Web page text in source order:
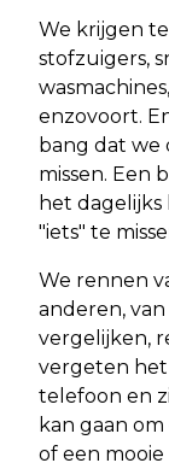
We krijgen
stofzuigers,
enzovoort.
bang dat we
missen. Een
het
"iets" te
We rennen
anderen,
vergelijken,
vergeten
telefoon en
kan gaan
of een